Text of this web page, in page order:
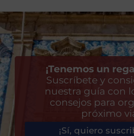
¡Tenemos un
Suscríbete y
nuestra guía con
consejos para
próximo
¡Sí, quiero